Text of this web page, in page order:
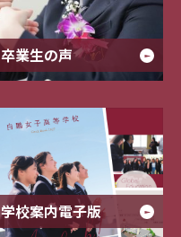
卒業生の声
学校案内電子版